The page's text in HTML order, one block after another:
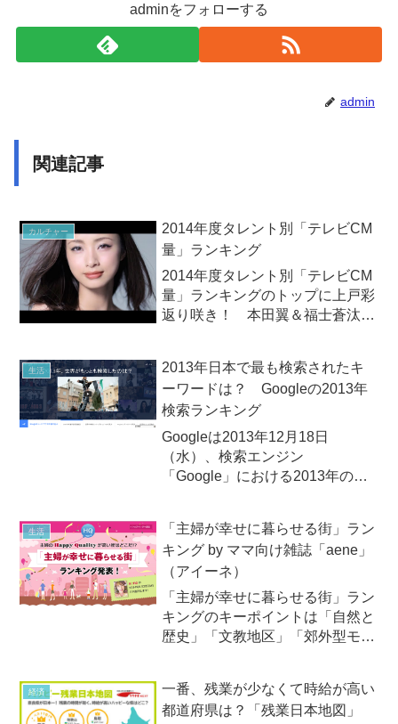
adminをフォローする
admin
関連記事
カルチャー
2014年度タレント別「テレビCM
量」ランキング
2014年度タレント別「テレビCM
量」ランキングのトップに上戸彩
返り咲き！ 本田翼＆福士蒼汰も
西・名古屋の3地区の各民放5局を
対象に、2014年（1～12月）のテ
レビCMの出...
生活
2013年日本で最も検索されたキ
ーワードは？ Googleの2013年
検索ランキング
Googleは2013年12月18日
（水）、検索エンジン
「Google」における2013年の検
生活
「主婦が幸せに暮らせる街」ラン
キング by ママ向け雑誌「aene」
（アイーネ）
「主婦が幸せに暮らせる街」ラン
キングのキーポイントは「自然と
歴史」「文教地区」「郊外型モー
マ向け雑誌「aene」（アイー
ネ）は、創刊号の目玉企画として
経済
一番、残業が少なくて時給が高い
都道府県は？「残業日本地図」